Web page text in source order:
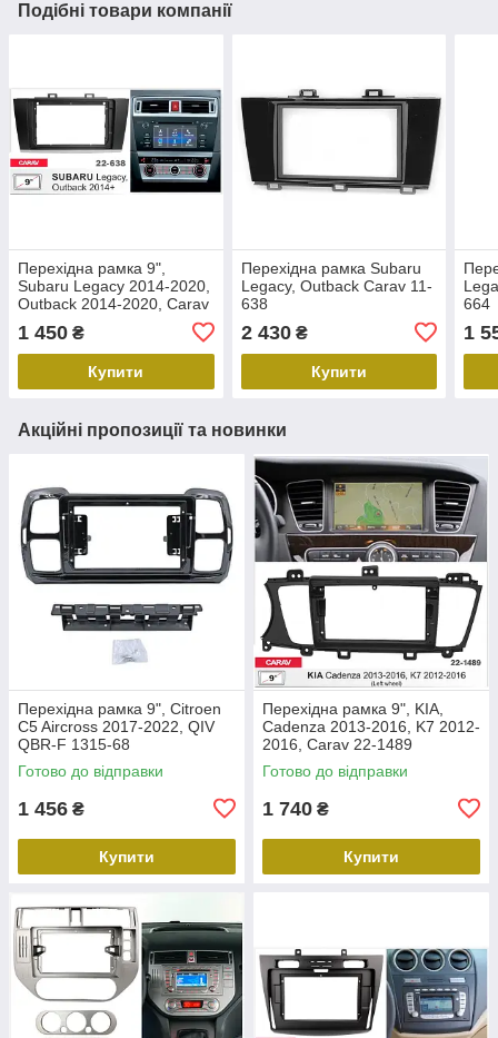
Подібні товари компанії
Перехідна рамка 9",
Subaru Legacy 2014-2020,
Outback 2014-2020, Carav
1 450 ₴
Купити
Перехідна рамка Subaru
Legacy, Outback Carav 11-
638
2 430₴
Купити
664
1
Акційні пропозиції та новинки
Перехідна рамка 9", Citroen
C5 Aircross 2017-2022, QIV
QBR-F 1315-68
Готово до відправки
1 456 ₴
Купити
Перехідна рамка 9", KIA,
Cadenza 2013-2016, K7 2012-
2016, Carav 22-1489
Готово до відправки
1 740 ₴
Купити